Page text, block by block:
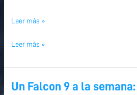
Leer más »
Leer más »
Un Falcon 9 a la
Un
Un